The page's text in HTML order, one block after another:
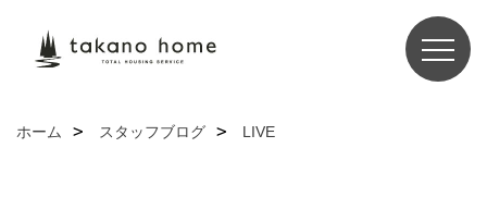
ホーム スタッフブログ LIVE